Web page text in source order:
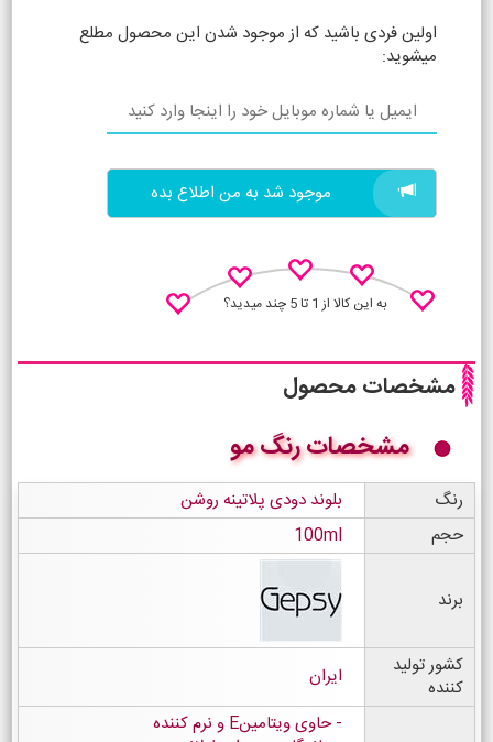
اولین فردی باشید که از موجود شدن این محصول مطلع
میشوید:
موجود شد به من اطلاع بده
به این کالا از 1 تا 5 چند میدید؟
نظـر منو اعلام کن
مشخصات محصول
مشخصات رنگ مو
رنگ
بلوند دودی پلاتینه روشن
حجم
100ml
برند
کشور تولید
کننده
ایران
حاوی ویتامینE و نرم کننده